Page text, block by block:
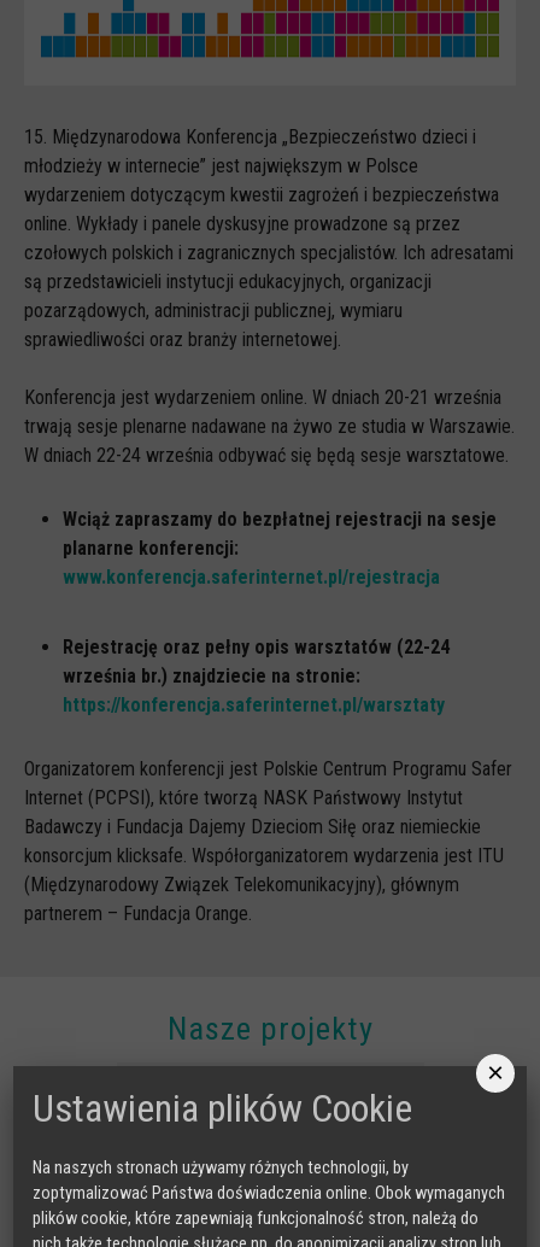
15. Międzynarodowa Konferencja „Bezpieczeństwo dzieci i
młodzieży w internecie” jest największym w Polsce
wydarzeniem dotyczącym kwestii zagrożeń i bezpieczeństwa
online. Wykłady i panele dyskusyjne prowadzone są przez
czołowych polskich i zagranicznych specjalistów. Ich adresatami
są przedstawicieli instytucji edukacyjnych, organizacji
pozarządowych, administracji publicznej, wymiaru
sprawiedliwości oraz branży internetowej.
Konferencja jest wydarzeniem online. W dniach 20-21 września
trwają sesje plenarne nadawane na żywo ze studia w Warszawie.
W dniach 22-24 września odbywać się będą sesje warsztatowe.
Wciąż zapraszamy do bezpłatnej rejestracji na sesje
planarne konferencji:
www.konferencja.saferinternet.pl/rejestracja
Rejestrację oraz pełny opis warsztatów (22-24
września br.) znajdziecie na stronie:
https://konferencja.saferinternet.pl/warsztaty
Organizatorem konferencji jest Polskie Centrum Programu Safer
Internet (PCPSI), które tworzą NASK Państwowy Instytut
Badawczy i Fundacja Dajemy Dzieciom Siłę oraz niemieckie
konsorcjum klicksafe. Współorganizatorem wydarzenia jest ITU
(Międzynarodowy Związek Telekomunikacyjny), głównym
partnerem – Fundacja Orange.
Nasze projekty
Filmy
Spoty
Audiobooki
Infografiki
Badania i raporty
Gry
LARP o dezinformacji "Koryntia"
Gra karciana o deinformacji "Dezinfo"
Gra planszowa o cyberhigienie "Digital Brainiacs"
Kalambury z cyberhigieny "Cybermaster"
Dane teleadresowe
Dołącz do newslettera
×
Ustawienia plików Cookie
Na naszych stronach używamy różnych technologii, by
zoptymalizować Państwa doświadczenia online. Obok wymaganych
plików cookie, które zapewniają funkcjonalność stron, należą do